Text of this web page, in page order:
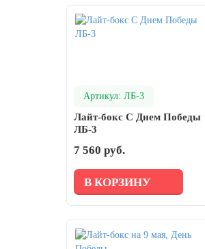
25 января, Татьянин день
Масленица
23 февраля, День защитника
8 марта, Международный женский
день
27 марта, День театра
1 апреля, День смеха
Артикул: ЛБ-3
Лайт-бокс С Днем Победы
ЛБ-3
7 560 руб.
В КОРЗИНУ